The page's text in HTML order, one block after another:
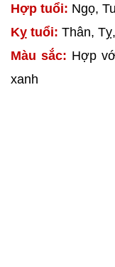
Hợp tuổi: Ngọ,
Kỵ tuổi: Thân,
Màu sắc: Hợp
xanh